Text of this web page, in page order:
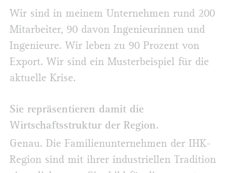
Wir sind in meinem Unternehmen rund 200
Mitarbeiter, 90 davon Ingenieur­innen und
Ingenieure. Wir leben zu 90 Prozent von
Export. Wir sind ein Musterbeispiel für die
aktuelle Krise.
Sie repräsentieren damit die
Wirtschaftsstruktur der Region.
Genau. Die Familienunternehmen der IHK-
Region sind mit ihrer industriellen Tradition